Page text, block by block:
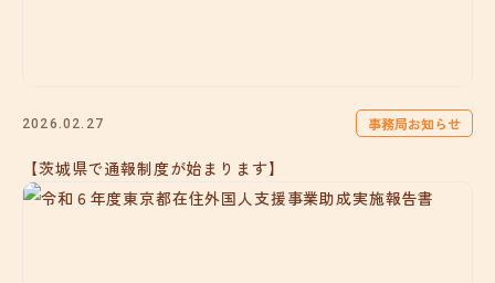
2026.02.27 事務局お知らせ
【茨城県で通報制度が始まります】